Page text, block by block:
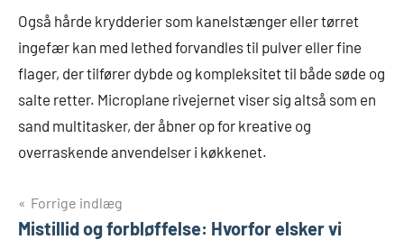
Også hårde krydderier som kanelstænger eller tørret
ingefær kan med lethed forvandles til pulver eller fine
flager, der tilfører dybde og kompleksitet til både søde og
salte retter. Microplane rivejernet viser sig altså som en
sand multitasker, der åbner op for kreative og
overraskende anvendelser i køkkenet.
Indlægsnavigation
Forrige indlæg
Mistillid og forbløffelse: Hvorfor elsker vi